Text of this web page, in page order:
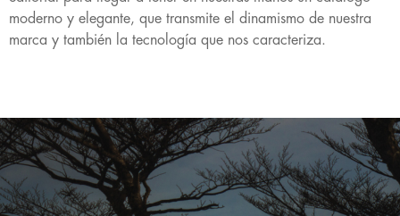
moderno y elegante, que transmite el dinamismo de nuestra
marca y también la tecnología que nos caracteriza.